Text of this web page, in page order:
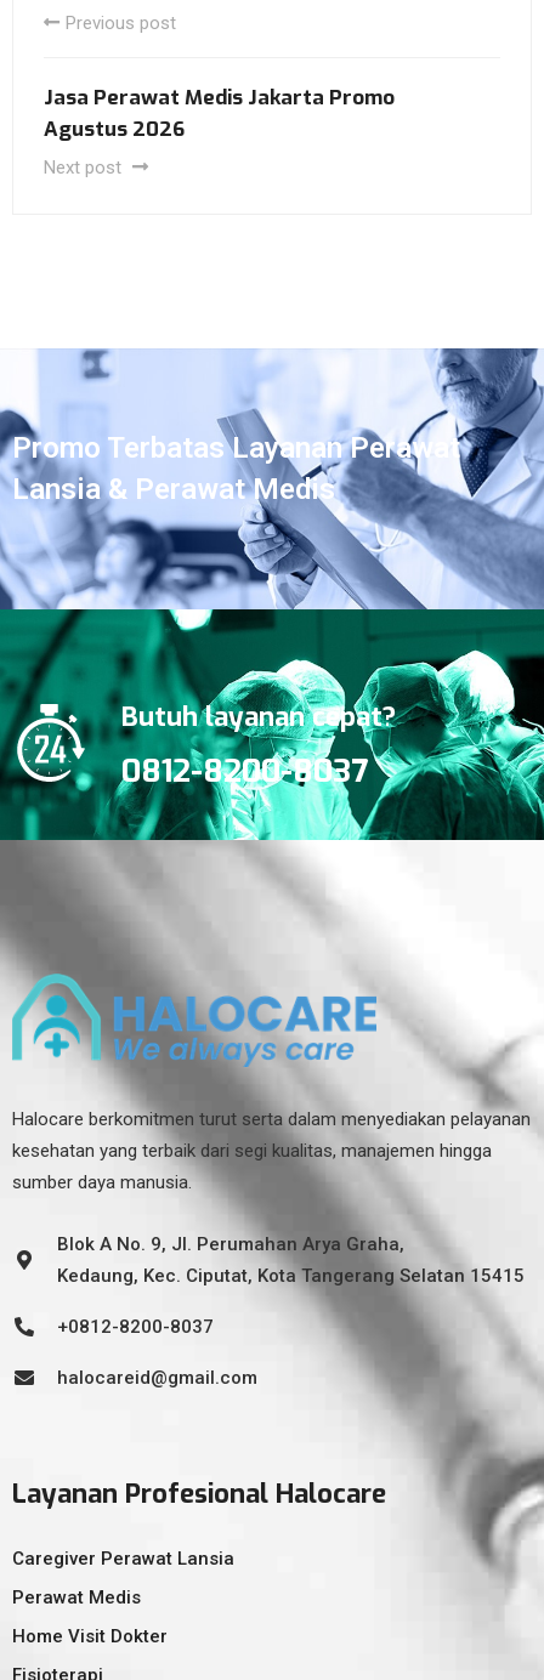
Previous post
Jasa Perawat Medis Jakarta Promo
Agustus 2026
Next post
Promo Terbatas Layanan Perawat
Lansia & Perawat Medis
Butuh layanan cepat?
0812-8200-8037
Halocare berkomitmen turut serta dalam menyediakan pelayanan
kesehatan yang terbaik dari segi kualitas, manajemen hingga
sumber daya manusia.
Blok A No. 9, Jl. Perumahan Arya Graha,
Kedaung, Kec. Ciputat, Kota Tangerang Selatan 15415
+0812-8200-8037
halocareid@gmail.com
Layanan Profesional Halocare
Caregiver Perawat Lansia
Perawat Medis
Home Visit Dokter
Fisioterapi